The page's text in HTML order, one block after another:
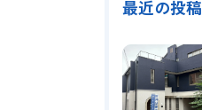
最近の投稿